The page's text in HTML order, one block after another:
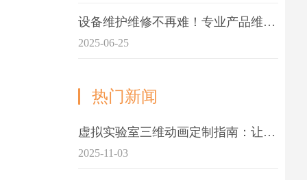
设备维护维修不再难！专业产品维护三维动画演示定制指南
2025-06-25
热门新闻
虚拟实验室三维动画定制指南：让科学教学更生动
2025-11-03